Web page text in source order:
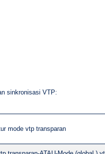
sinkronisasi VTP:
mode vtp transparan